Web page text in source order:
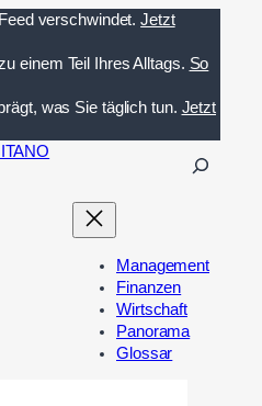
verschwindet. Jetzt
einem Teil Ihres Alltags. So
was Sie täglich tun. Jetzt
n
Management
Finanzen
Wirtschaft
Panorama
Glossar